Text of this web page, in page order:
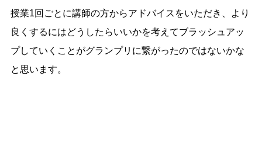
授業1回ごとに講師の方からアドバイスをいただき、より
良くするにはどうしたらいいかを考えてブラッシュアッ
プしていくことがグランプリに繋がったのではないかな
と思います。